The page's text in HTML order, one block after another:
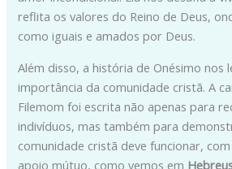
reflita os valores do Reino de Deus,
como iguais e amados por Deus.
Além disso, a história de Onésimo nos
importância da comunidade cristã. A
Filemom foi escrita não apenas para
indivíduos, mas também para
comunidade cristã deve funcionar,
apoio mútuo, como vemos em